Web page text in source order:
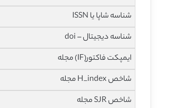
شناسه شاپا یا ISSN
شناسه دیجیتال – doi
ایمپکت فاکتور(IF) مجله
شاخص H_index مجله
شاخص SJR مجله